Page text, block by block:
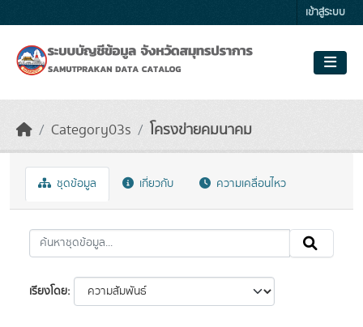
เข้าสู่ระบบ
Category03s โครงข่ายคมนาคม
ชุดข้อมูล เกี่ยวกับ ความเคลื่อนไหว
เรียงโดย